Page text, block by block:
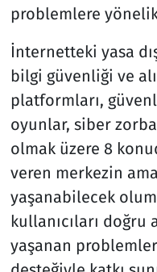
problemlere
İnternetteki yasa
bilgi güvenliği ve
platformları,
oyunlar, siber
olmak üzere 8
veren merkezin
yaşanabilecek
kullanıcıları
yaşanan